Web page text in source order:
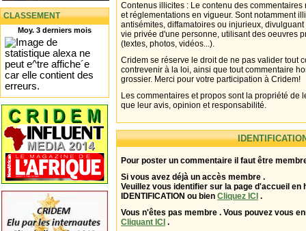
CLASSEMENT
Moy. 3 derniers mois
Contenus illicites : Le contenu des
et réglementations en vigueur. Sont notamment
antisémites, diffamatoires ou injurieux,
vie privée d'une personne, utilisant des oeuvres
(textes, photos, vidéos...).
Cridem se réserve le droit de ne pas valider tout
contrevenir à la loi, ainsi que tout commentaire
grossier. Merci pour votre participation à Cridem!
Les commentaires et propos sont la propriété de
que leur avis, opinion et responsabilité.
Pour poster un commentaire il faut être
Si vous avez déjà un accès membre .
Veuillez vous identifier sur la page d'accueil en
IDENTIFICATION ou bien Cliquez ICI .
Vous n'êtes pas membre . Vous pouvez vous
Cliquant ICI .